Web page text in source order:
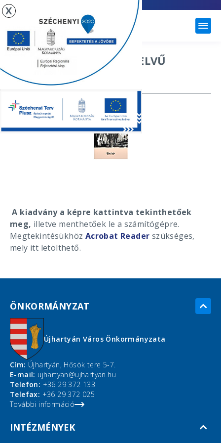
ÚJHARTYÁN
ÚJHARTYÁN NÉMET NYELVŰ
KIADVÁNYBAN
A kiadvány a képre kattintva tekinthetőek
meg, illetve menthetőek le a számítógépre.
Megtekintésükhöz Acrobat Reader szükséges,
mely itt letölthető.
ÖNKORMÁNYZAT
Újhartyán Város Önkormányzata
Cím: Újhartyán, Hősök tere 5-7.
E-mail: ujhartyan@ujhartyan.hu
Telefon: +36 29 372 133
Telefax: +36 29 372 025
További információ
INTÉZMÉNYEK
X